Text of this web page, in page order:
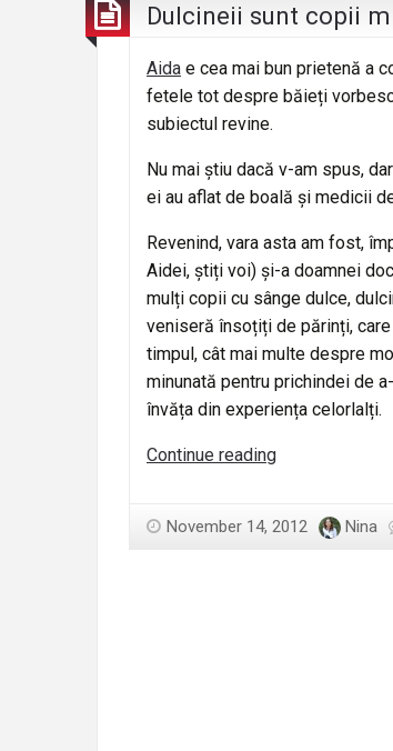
Dulcineii sunt copii
Aida e cea mai bun prietenă a
fetele tot despre băieți
subiectul revine.
Nu mai știu dacă v-am spus,
ei au aflat de boală și medicii
Revenind, vara asta am fost,
Aidei, știți voi) și-a doamnei
mulți copii cu sânge dulce,
veniseră însoțiți de părinți,
timpul, cât mai multe despre
minunată pentru prichindei de
învăța din experiența celorlalți.
Continue readingDulcineii
minunați
November 14, 2012 Nina